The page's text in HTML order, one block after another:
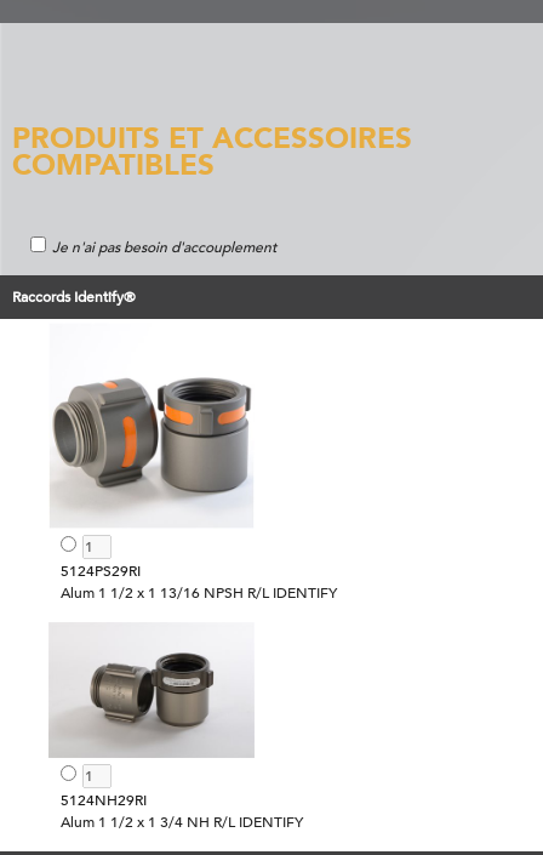
PRODUITS ET ACCESSOIRES
COMPATIBLES
Je n'ai pas besoin d'accouplement
Raccords Identify®
5124PS29RI
Alum 1 1/2 x 1 13/16 NPSH R/L IDENTIFY
5124NH29RI
Alum 1 1/2 x 1 3/4 NH R/L IDENTIFY